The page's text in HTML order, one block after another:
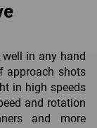
in any hand
approach shots
in high speeds
and rotation
and more